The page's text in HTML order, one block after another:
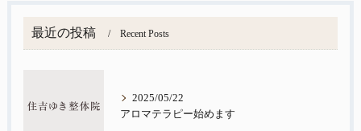
最近の投稿 Recent Posts
2025/05/22
アロマテラピー始めます